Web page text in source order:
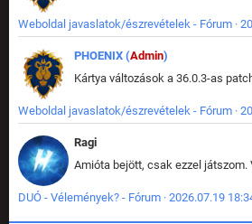
Weboldal javaslatok/észrevételek - Fórum ·
PHOENIX (Admin)
Weboldal javaslatok/észrevételek - Fórum ·
Ragi
DUÓ - Vélemények? - Fórum · 2026.07.19